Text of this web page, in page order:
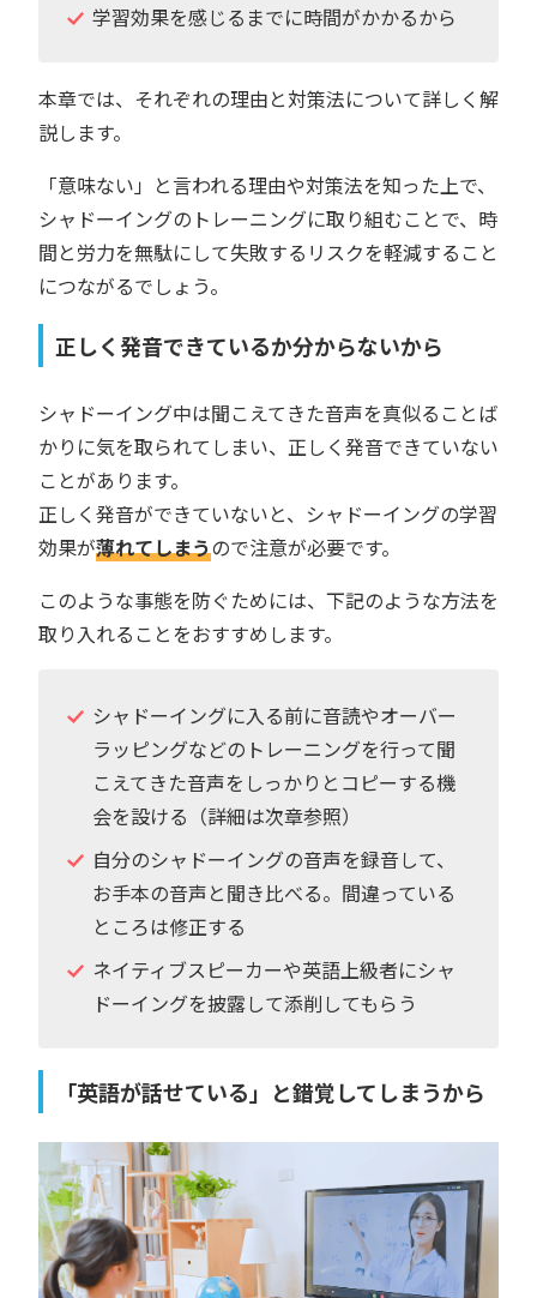
学習効果を感じるまでに時間がかかるから
本章では、それぞれの理由と対策法について詳しく解
説します。
「意味ない」と言われる理由や対策法を知った上で、
シャドーイングのトレーニングに取り組むことで、時
間と労力を無駄にして失敗するリスクを軽減すること
につながるでしょう。
正しく発音できているか分からないから
シャドーイング中は聞こえてきた音声を真似ることば
かりに気を取られてしまい、正しく発音できていない
ことがあります。
正しく発音ができていないと、シャドーイングの学習
効果が薄れてしまうので注意が必要です。
このような事態を防ぐためには、下記のような方法を
取り入れることをおすすめします。
シャドーイングに入る前に音読やオーバー
ラッピングなどのトレーニングを行って聞
こえてきた音声をしっかりとコピーする機
会を設ける（詳細は次章参照）
自分のシャドーイングの音声を録音して、
お手本の音声と聞き比べる。間違っている
ところは修正する
ネイティブスピーカーや英語上級者にシャ
ドーイングを披露して添削してもらう
「英語が話せている」と錯覚してしまうから